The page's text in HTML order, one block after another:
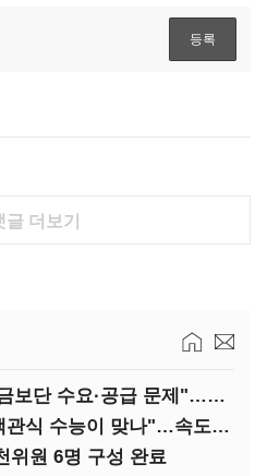
글 더보기
성기홍 "전월세난, 세금보단 수요·공급 문제"…닥공 시사
이 대통령 "AI 시대, 객관식 수능이 맞나"…속도전 '경계'
위원 6명 구성 완료